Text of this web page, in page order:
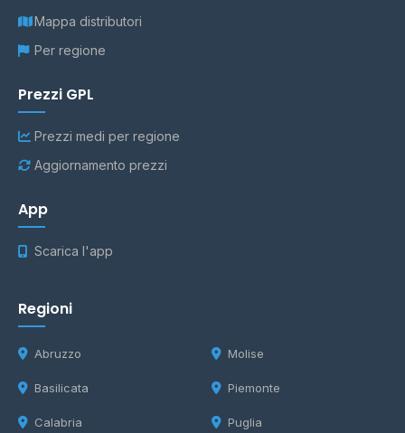
Mappa distributori
Per regione
Prezzi GPL
Prezzi medi per regione
Aggiornamento prezzi
App
Scarica l'app
Regioni
Abruzzo
Basilicata
Calabria
Molise
Piemonte
Puglia